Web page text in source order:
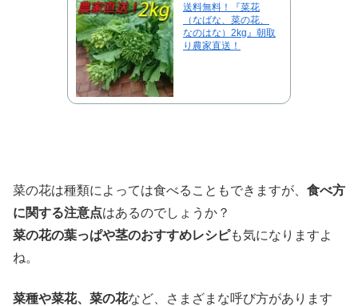
送料無料！『菜花
（なばな、菜の花、
なのはな）2kg』朝取
り農家直送！
菜の花は種類によっては食べることもできますが、 食べ方
に関する注意点はあるのでしょうか？
菜の花の葉っぱや茎のおすすめレシピも気になりますよ
ね。
菜種や菜花、菜の花など、さまざまな呼び方があります